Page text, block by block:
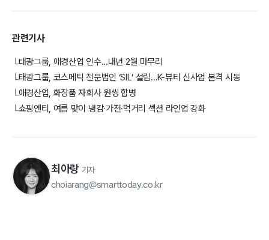
관련기사
└태광그룹, 애경산업 인수...내년 2월 마무리
└태광그룹, 코스메틱 전문법인 ‘SIL’ 설립…K-뷰티 신사업 본격 시동
└애경산업, 화장품 자회사 원씽 합병
└쇼핑엔티, 여름 맞이 냉감·가전·먹거리 섹션 라인업 강화
최아랑 기자
choiarang@smarttoday.co.kr